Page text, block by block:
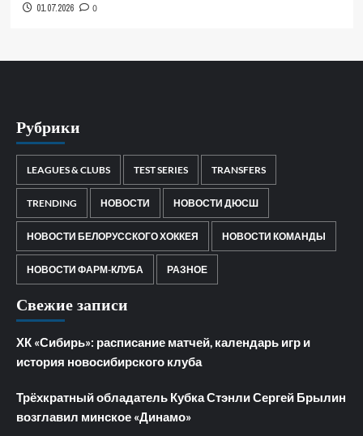
01.07.2026 0
Рубрики
LEAGUES & CLUBS TEST SERIES TRANSFERS
TRENDING НОВОСТИ НОВОСТИ ДЮСШ
НОВОСТИ БЕЛОРУССКОГО ХОККЕЯ НОВОСТИ КОМАНДЫ
НОВОСТИ ФАРМ-КЛУБА РАЗНОЕ
Свежие записи
ХК «Сибирь»: расписание матчей, календарь игр и
история новосибирского клуба
Трёхкратный обладатель Кубка Стэнли Сергей Брылин
возглавил минское «Динамо»